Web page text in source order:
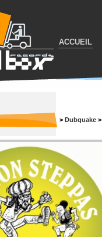
ACCUEIL
> Dubquake >